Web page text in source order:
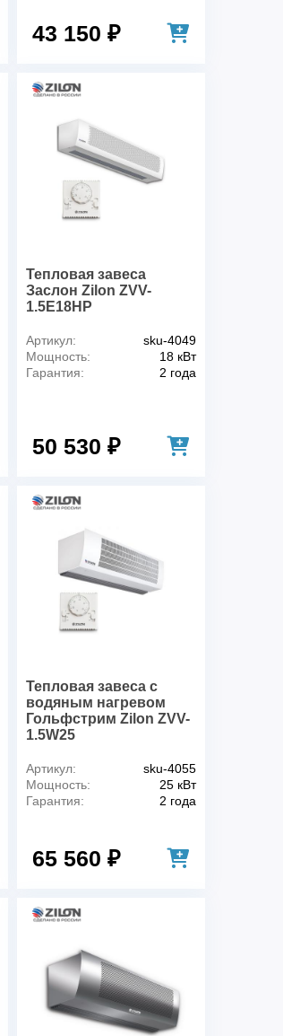
43 150 ₽
Тепловая завеса
Заслон Zilon ZVV-
1.5E18HP
Артикул:
sku-4049
Мощность:
18 кВт
Гарантия:
2 года
50 530 ₽
Тепловая завеса c
водяным нагревом
Гольфстрим Zilon ZVV-
1.5W25
Артикул:
sku-4055
Мощность:
25 кВт
Гарантия:
2 года
65 560 ₽